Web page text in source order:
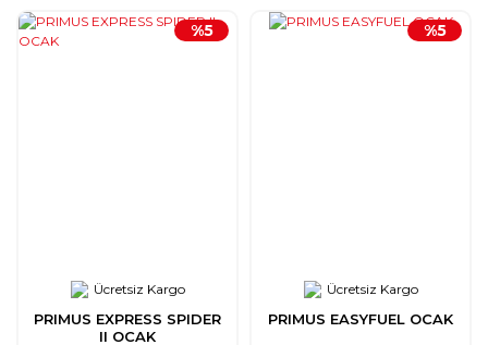
Ücretsiz Kargo
PRIMUS EXPRESS SPIDER
II OCAK
%5
Ücretsiz Kargo
PRIMUS EASYFUEL OCAK
%5